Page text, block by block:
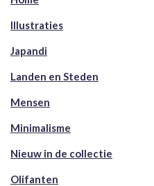
Illustraties
Japandi
Landen en Steden
Mensen
Minimalisme
Nieuw in de collectie
Olifanten